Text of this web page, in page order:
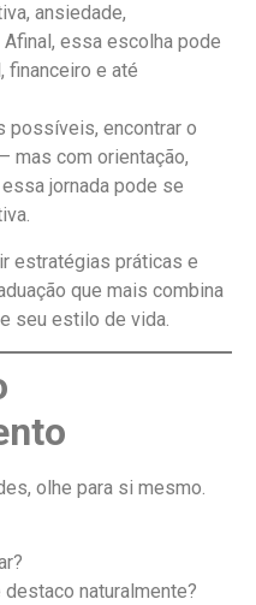
ansiedade,
essa escolha pode
financeiro e até
possíveis, encontrar o
mas com orientação,
jornada pode se
estratégias práticas e
que mais combina
seu estilo de vida.
olhe para si mesmo.
naturalmente?